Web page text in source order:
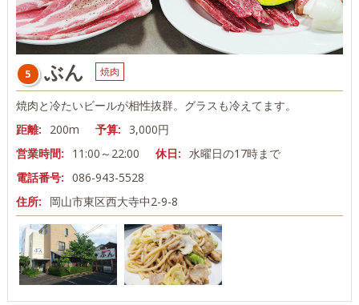
5 ぶん 焼肉
焼肉と冷たいビールが相性抜群。グラスも冷えてます。
距離:
200m 予算:
3,000円
営業時間:
11:00～22:00 休日: 水曜日の17時まで
電話番号: 086-943-5528
住所:
岡山市東区西大寺中2-9-8